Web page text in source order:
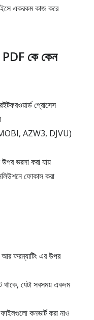
একরকম কাজ করে
কে কেন
প্রোসেস
AZW3, DJVU)
ভরসা করা যায়
ফোকাস করা
ফরম্যাটিং এর উপর
যেটা সবসময় একদম
কনভার্ট করা নাও